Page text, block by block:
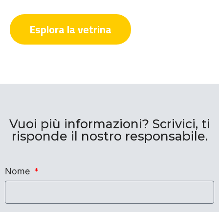
Esplora la vetrina
Vuoi più informazioni? Scrivici, ti
risponde il nostro responsabile.
Nome